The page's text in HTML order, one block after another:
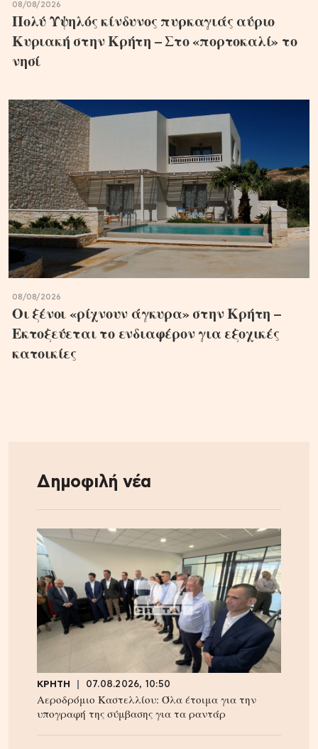
08/08/2026
Πολύ Υψηλός κίνδυνος πυρκαγιάς αύριο
Κυριακή στην Κρήτη – Στο «πορτοκαλί» το
νησί
08/08/2026
Οι ξένοι «ρίχνουν άγκυρα» στην Κρήτη –
Εκτοξεύεται το ενδιαφέρον για εξοχικές
κατοικίες
Δημοφιλή νέα
ΚΡΗΤΗ 07.08.2026, 10:50
Αεροδρόμιο Καστελλίου: Όλα έτοιμα για την
υπογραφή της σύμβασης για τα ραντάρ